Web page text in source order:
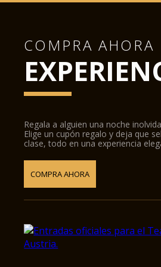
COMPRA AHORA
Regala a alguien una noche
Elige un cupón regalo y deja que
clase, todo en una experiencia
COMPRA AHORA